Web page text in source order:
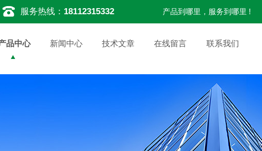
服务热线： 18112315332 产品到哪里，服务到哪里 !
品中心 新闻中心 技术文章 在线留言 联系我们